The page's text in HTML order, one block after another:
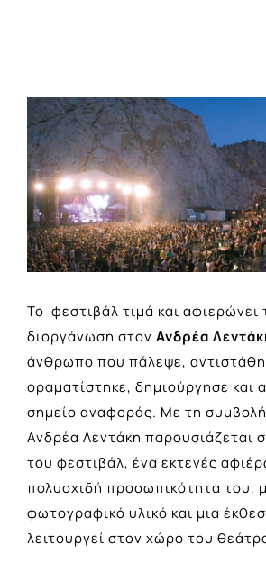
View
Larger
Image
Το φεστιβάλ τιμά και αφιερώνει
διοργάνωση στον Ανδρέα
άνθρωπο που πάλεψε,
οραματίστηκε, δημιούργησε και
σημείο αναφοράς. Με τη
Ανδρέα Λεντάκη παρουσιάζεται
του φεστιβάλ, ένα εκτενές
πολυσχιδή προσωπικότητα του,
φωτογραφικό υλικό και μια
λειτουργεί στον χώρο του